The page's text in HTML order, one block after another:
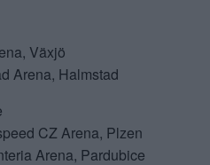
Växjö
Arena, Halmstad
CZ Arena, Plzen
Arena, Pardubice